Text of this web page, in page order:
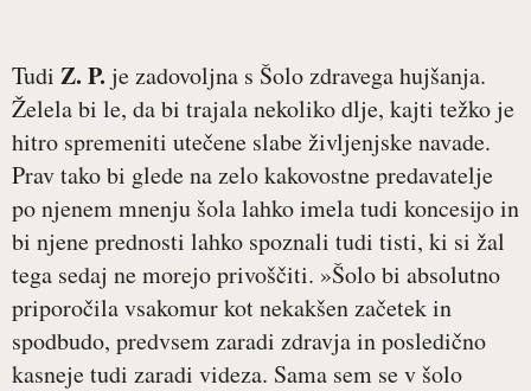
Tudi Z. P. je zadovoljna s Šolo zdravega hujšanja.
Želela bi le, da bi trajala nekoliko dlje, kajti težko je
hitro spremeniti utečene slabe življenjske navade.
Prav tako bi glede na zelo kakovostne predavatelje
po njenem mnenju šola lahko imela tudi koncesijo in
bi njene prednosti lahko spoznali tudi tisti, ki si žal
tega sedaj ne morejo privoščiti. »Šolo bi absolutno
priporočila vsakomur kot nekakšen začetek in
spodbudo, predvsem zaradi zdravja in posledično
kasneje tudi zaradi videza. Sama sem se v šolo